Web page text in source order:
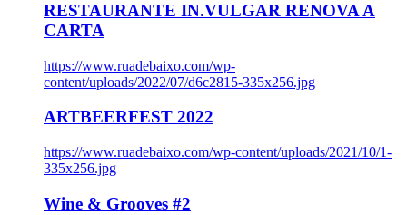
RESTAURANTE IN.VULGAR RENOVA A
CARTA
https://www.ruadebaixo.com/wp-
content/uploads/2022/07/d6c2815-335x256.jpg
ARTBEERFEST 2022
https://www.ruadebaixo.com/wp-content/uploads/2021/10/1-
335x256.jpg
Wine & Grooves #2